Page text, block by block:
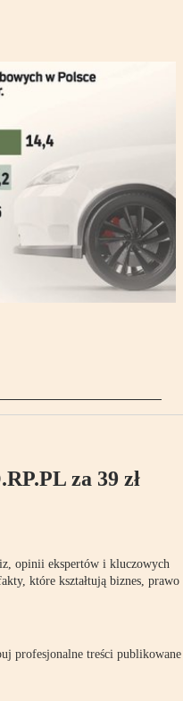
za 39 zł
opinii ekspertów i kluczowych
które kształtują biznes, prawo
profesjonalne treści publikowane